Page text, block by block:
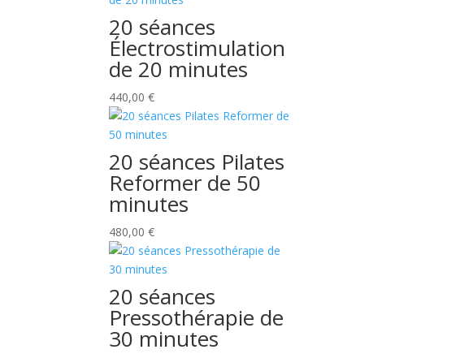
20 séances
Électrostimulation
de 20 minutes
440,00€
20 séances Pilates
Reformer de 50
minutes
480,00€
20 séances
Pressothérapie de
30 minutes